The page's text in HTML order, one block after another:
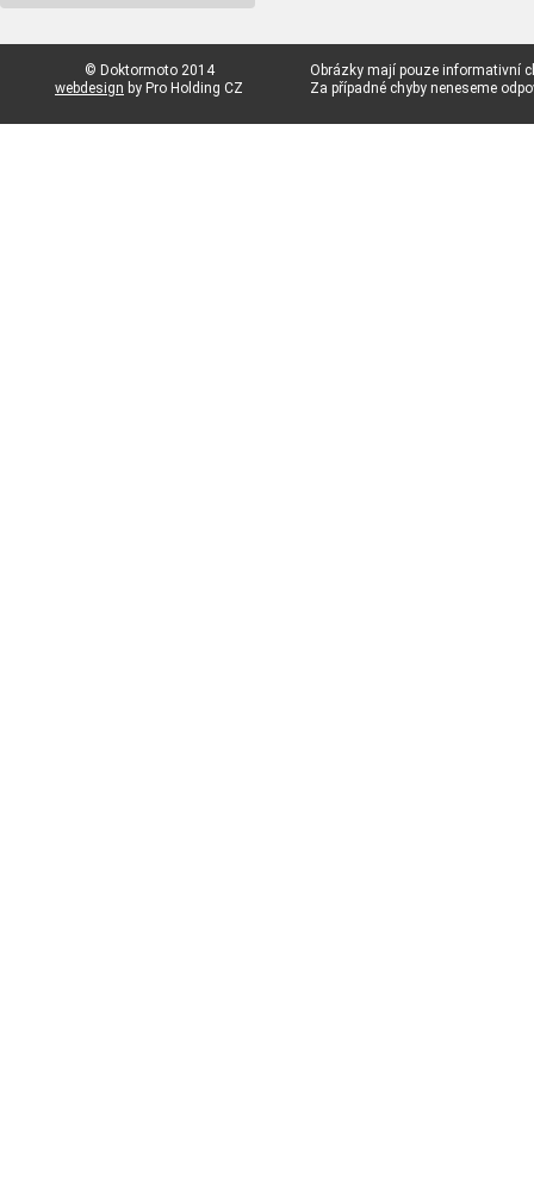
© Doktormoto 2014
webdesign by Pro Holding CZ
Obrázky mají pouze informativní
Za případné chyby neneseme